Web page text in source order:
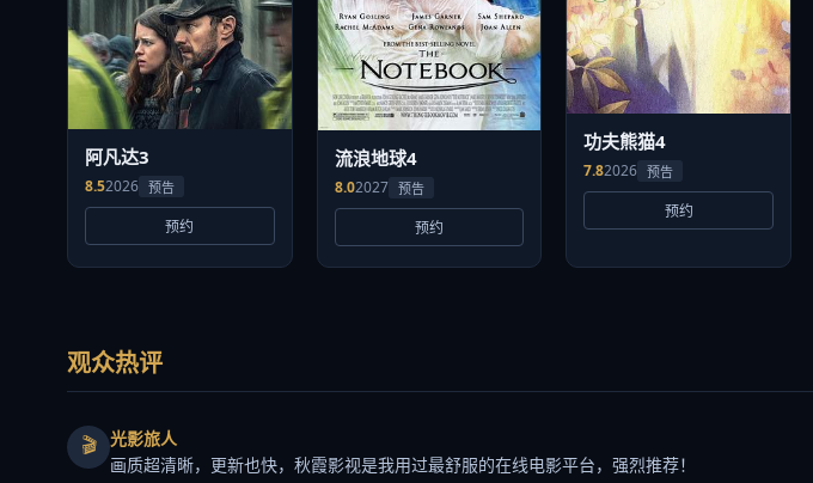
阿凡达3
8.52026 预告
预约
流浪地球4
8.02027 预告
预约
功夫熊猫4
7.82026 预告
预约
观众热评
🎬
光影旅人
画质超清晰，更新也快，秋霞影视是我用过最舒服的在线电影平台，强烈推荐！